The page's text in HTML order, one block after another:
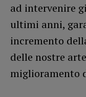
ad intervenire
ultimi anni,
incremento
delle nostre
miglioramento